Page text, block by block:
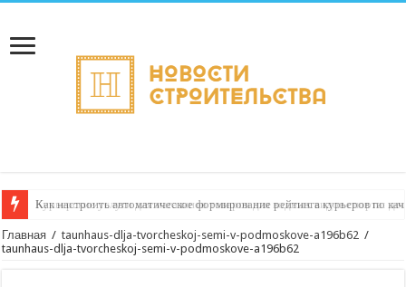
Как настроить автоматическое формирование рейтинга курьеров по
Главная / taunhaus-dlja-tvorcheskoj-semi-v-podmoskove-a196b62 /
taunhaus-dlja-tvorcheskoj-semi-v-podmoskove-a196b62